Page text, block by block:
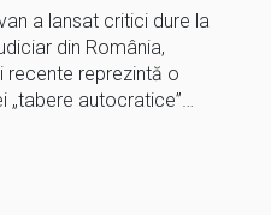
a lansat critici dure la
din România,
recente reprezintă o
„tabere autocratice”…